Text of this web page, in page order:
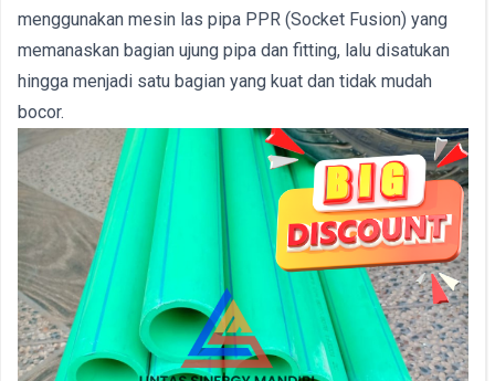
menggunakan mesin las pipa PPR (Socket Fusion) yang
memanaskan bagian ujung pipa dan fitting, lalu disatukan
hingga menjadi satu bagian yang kuat dan tidak mudah
bocor.